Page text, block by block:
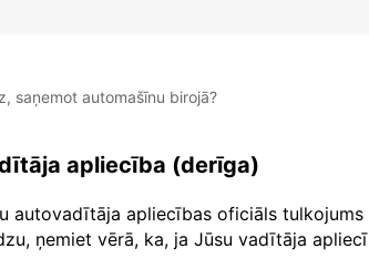
saņemot automašīnu birojā?
apliecība (derīga)
autovadītāja apliecības oficiāls
ņemiet vērā, ka, ja Jūsu vadītāja